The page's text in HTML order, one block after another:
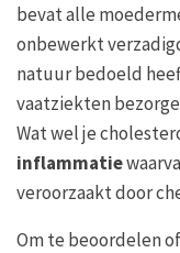
bevat alle
onbewerkt
natuur bedoeld
vaatziekten
Wat wel je
inflammatie
veroorzaakt door
Om te beoordelen